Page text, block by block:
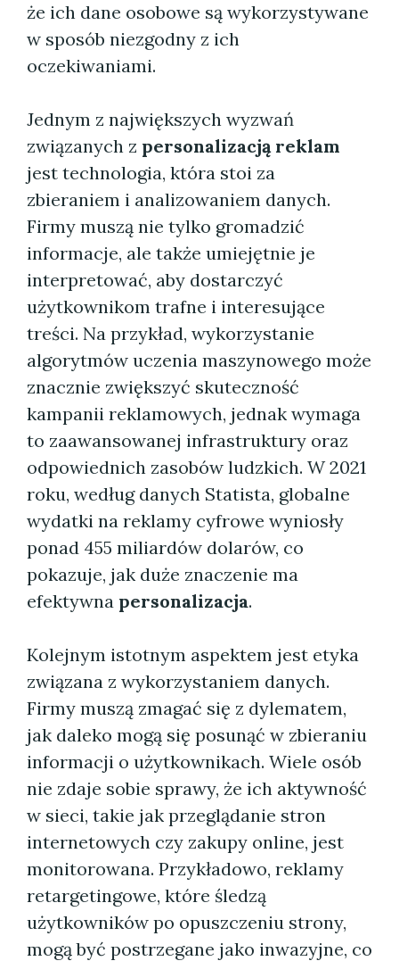
że ich dane osobowe są wykorzystywane
w sposób niezgodny z ich
oczekiwaniami.
Jednym z największych wyzwań
związanych z personalizacją reklam
jest technologia, która stoi za
zbieraniem i analizowaniem danych.
Firmy muszą nie tylko gromadzić
informacje, ale także umiejętnie je
interpretować, aby dostarczyć
użytkownikom trafne i interesujące
treści. Na przykład, wykorzystanie
algorytmów uczenia maszynowego może
znacznie zwiększyć skuteczność
kampanii reklamowych, jednak wymaga
to zaawansowanej infrastruktury oraz
odpowiednich zasobów ludzkich. W 2021
roku, według danych Statista, globalne
wydatki na reklamy cyfrowe wyniosły
ponad 455 miliardów dolarów, co
pokazuje, jak duże znaczenie ma
efektywna personalizacja.
Kolejnym istotnym aspektem jest etyka
związana z wykorzystaniem danych.
Firmy muszą zmagać się z dylematem,
jak daleko mogą się posunąć w zbieraniu
informacji o użytkownikach. Wiele osób
nie zdaje sobie sprawy, że ich aktywność
w sieci, takie jak przeglądanie stron
internetowych czy zakupy online, jest
monitorowana. Przykładowo, reklamy
retargetingowe, które śledzą
użytkowników po opuszczeniu strony,
mogą być postrzegane jako inwazyjne, co